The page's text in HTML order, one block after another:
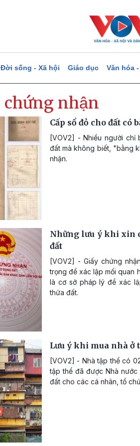
Đời sống - Xã hội Giáo dục Văn hóa
chứng nhận
Cấp sổ đỏ cho đất có
[VOV2] - Nhiều người chỉ
đất mà không biết, "bằng
nhận.
Những lưu ý khi xin
đất
[VOV2] - Giấy chứng
trọng để xác lập mối quan
là cơ sở pháp lý để xác
thửa đất.
Lưu ý khi mua nhà ở
[VOV2] - Nhà tập thể có
tập thể đã được Nhà
đất cho các cá nhân, tổ